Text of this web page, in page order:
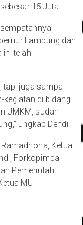
15 Juta.
Lampung dan
ini telah
tapi juga sampai
kegiatan di bidang
UMKM, sudah
ungkap Dendi.
Ketua
Forkopimda
Pemerintah
MUI